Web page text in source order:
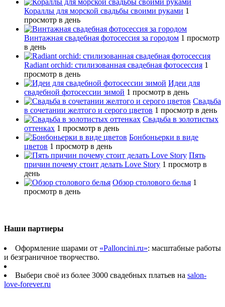
Кораллы для морской свадьбы своими руками 1
просмотр в день
Винтажная свадебная фотосессия за городом 1 просмотр
в день
Radiant orchid: стилизованная свадебная фотосессия 1
просмотр в день
Идеи для
свадебной фотосессии зимой 1 просмотр в день
Свадьба
в сочетании желтого и серого цветов 1 просмотр в день
Свадьба в золотистых
оттенках 1 просмотр в день
Бонбоньерки в виде
цветов 1 просмотр в день
Пять
причин почему стоит делать Love Story 1 просмотр в
день
Обзор столового белья 1
просмотр в день
Наши партнеры
Оформление шарами от «Palloncini.ru»: масштабные работы
и безграничное творчество.
Выбери своё из более 3000 свадебных платьев на salon-
love-forever.ru